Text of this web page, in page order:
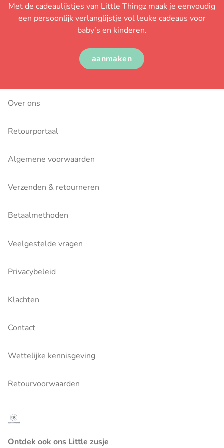
Met de cadeaulijstjes van Little Thingz maak je eenvoudig
een persoonlijk verlanglijstje vol leuke cadeaus voor
baby’s en kinderen.
aanmaken
Over ons
Retourportaal
Algemene voorwaarden
Verzenden & retourneren
Betaalmethoden
Veelgestelde vragen
Privacybeleid
Klachten
Contact
Wettelijke kennisgeving
Retourvoorwaarden
Ontdek ook ons Little zusje